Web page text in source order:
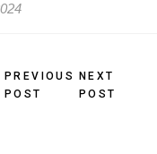
PREVIOUS
POST
NEXT
POST